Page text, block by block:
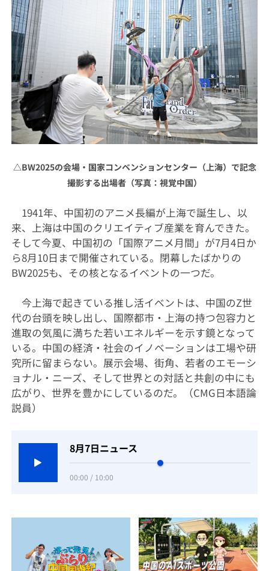
△BW2025の会場・国家コンベンションセンター（上海）で記念
撮影する出場者（写真：視覚中国）
1941年、中国初のアニメ長編が上海で誕生し、以
来、上海は中国のクリエイティブ産業を育んできた。
そして今夏、中国初の「国際アニメ月間」が7月4日か
ら8月10日まで開催されている。閉幕したばかりの
BW2025も、その核となるイベントの一つだ。
今上海で起きている推し活イベントは、中国のZ世
代の台頭を映し出し、国際都市・上海の持つ包容力と
進取の気風に満ちた若いエネルギーを示す鏡となって
いる。中国の経済・社会のイノベーションは工場や研
究所に留まらない。展示会場、街角、若者のエモーシ
ョナル・ニーズ、そして世界との対話と共創の中にも
広がり、世界を豊かにしているのだ。（CMG日本語論
説員）
8月7日ニュース
00:00 / 10:00